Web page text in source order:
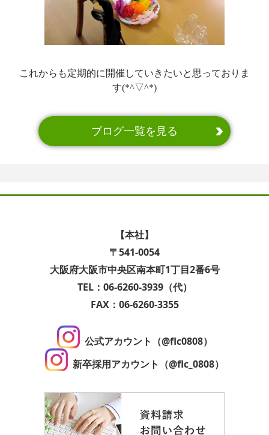
これからも定期的に開催していきたいと思っておりま
す(*^▽^*)
ブログ一覧を見る
【本社】
〒541-0054
大阪府大阪市中央区南本町1丁目2番6号
TEL：06-6260-3939（代）
FAX：06-6260-3355
公式アカウント（@flc0808）
新卒採用アカウント（@flc_0808）